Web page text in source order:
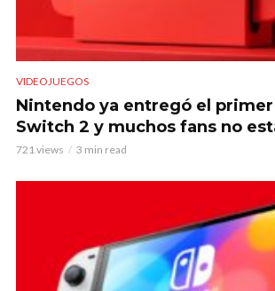
VIDEOJUEGOS
Nintendo ya entregó el
Switch 2 y muchos fans no
721 views 3 min read